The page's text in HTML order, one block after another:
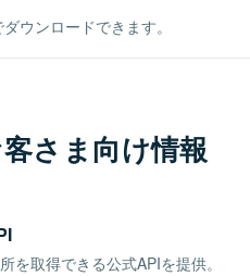
ウンロードできます。
さま向け情報
を取得できる公式APIを提供。